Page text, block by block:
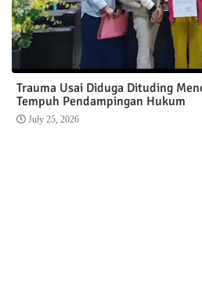
Trauma Usai Diduga Dituding
Tempuh Pendampingan Hukum
July 25, 2026